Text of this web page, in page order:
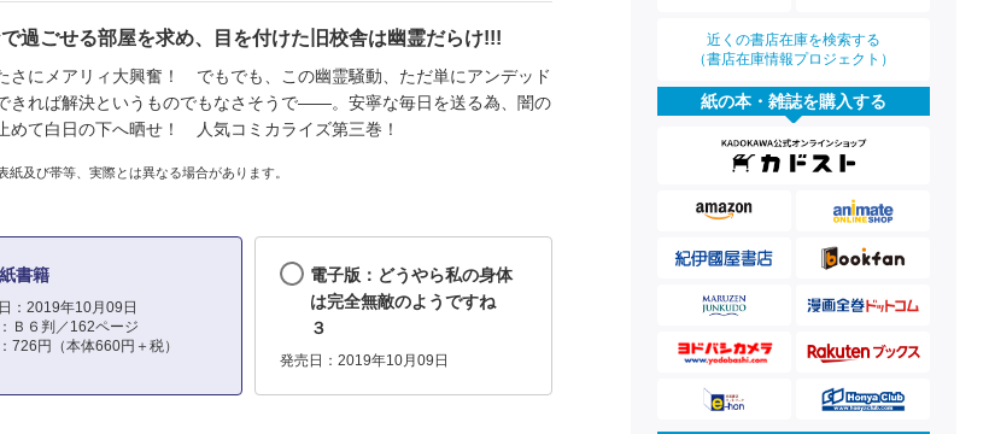
過ごせる部屋を求め、目を付けた旧校舎は幽霊だらけ!!!
さにメアリィ大興奮！ でもでも、この幽霊騒動、ただ単にアンデッド
きれば解決というものでもなさそうで――。安寧な毎日を送る為、闇の
めて白日の下へ晒せ！ 人気コミカライズ第三巻！
紙及び帯等、実際とは異なる場合があります。
紙書籍
：2019年10月09日
Ｂ６判／162ページ
726円（本体660円＋税）
電子版：どうやら私の身体
は完全無敵のようですね
３
発売日：2019年10月09日
近くの書店在庫を検索する
（書店在庫情報プロジェクト）
紙の本・雑誌を購入する